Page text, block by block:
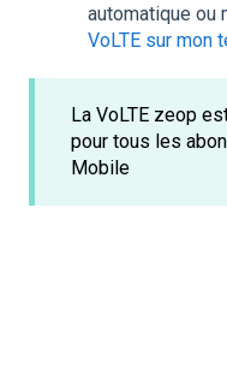
automatique ou
VoLTE sur mon
La VoLTE zeop
pour tous les
Mobile